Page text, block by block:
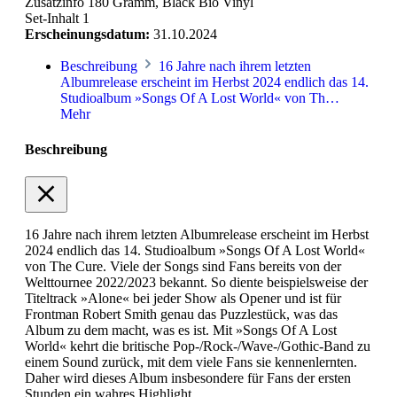
Set-Inhalt 1
Erscheinungsdatum: 31.10.2024
Beschreibung
16 Jahre nach ihrem letzten
Albumrelease erscheint im Herbst 2024 endlich das 14.
Studioalbum »Songs Of A Lost World« von Th…
Mehr
Beschreibung
16 Jahre nach ihrem letzten Albumrelease erscheint im Herbst
2024 endlich das 14. Studioalbum »Songs Of A Lost World«
von The Cure. Viele der Songs sind Fans bereits von der
Welttournee 2022/2023 bekannt. So diente beispielsweise der
Titeltrack »Alone« bei jeder Show als Opener und ist für
Frontman Robert Smith genau das Puzzlestück, was das
Album zu dem macht, was es ist. Mit »Songs Of A Lost
World« kehrt die britische Pop-/Rock-/Wave-/Gothic-Band zu
einem Sound zurück, mit dem viele Fans sie kennenlernten.
Daher wird dieses Album insbesondere für Fans der ersten
Stunden ein wahres Highlight.